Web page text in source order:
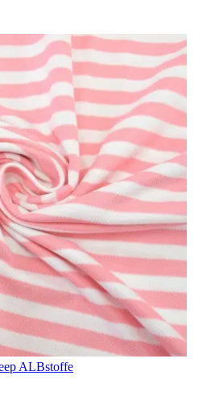
ALBstoffe